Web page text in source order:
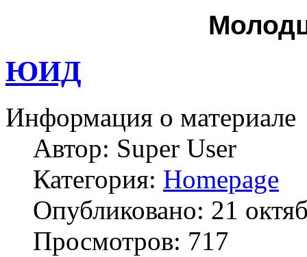
ЮИД
Информация о материале
Автор: Super User
Категория: Homepage
Опубликовано: 21
Просмотров: 717